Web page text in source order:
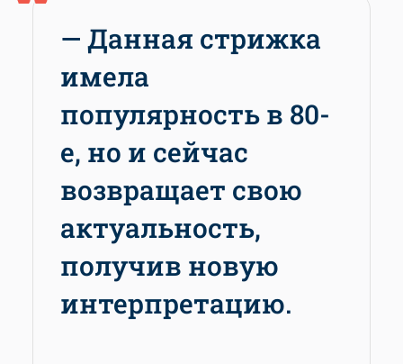
— Данная стрижка
имела
популярность в 80-
е, но и сейчас
возвращает свою
актуальность,
получив новую
интерпретацию.